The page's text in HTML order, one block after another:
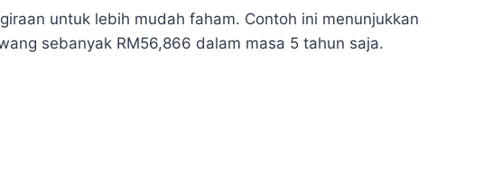
untuk lebih mudah faham. Contoh ini menunjukkan
sebanyak RM56,866 dalam masa 5 tahun saja.